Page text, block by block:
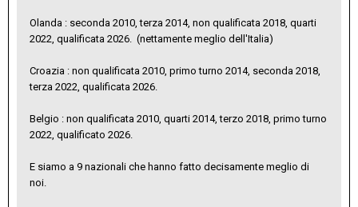
Olanda : seconda 2010, terza 2014, non qualificata 2018, quarti
2022, qualificata 2026. (nettamente meglio dell'Italia)
Croazia : non qualificata 2010, primo turno 2014, seconda 2018,
terza 2022, qualificata 2026.
Belgio : non qualificata 2010, quarti 2014, terzo 2018, primo turno
2022, qualificato 2026.
E siamo a 9 nazionali che hanno fatto decisamente meglio di
noi.